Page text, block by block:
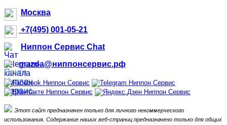
Москва
+7(495) 001-05-21
Ниппон Сервис Chat
mazda@ниппонсервис.рф
Этот сайт предназначен только для личного некоммерческого
использования. Содержание наших веб-страниц предназначено только для общих